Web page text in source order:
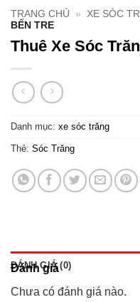
TRANG CHỦ » XE SÓC
BẾN TRE
Thuê Xe Sóc
Danh mục: xe sóc trăng
Thẻ: Sóc Trăng
ĐÁNH GIÁ (0)
Đánh giá
Chưa có đánh giá nào.